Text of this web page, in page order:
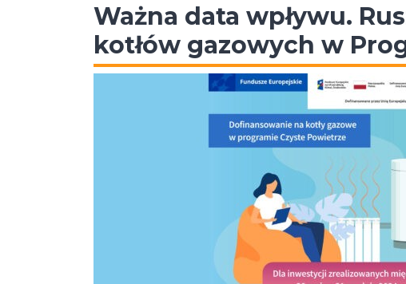
Ważna data wpływu.
kotłów gazowych w